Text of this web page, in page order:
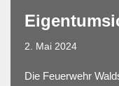
2. Mai 2024
Die Feuerwehr